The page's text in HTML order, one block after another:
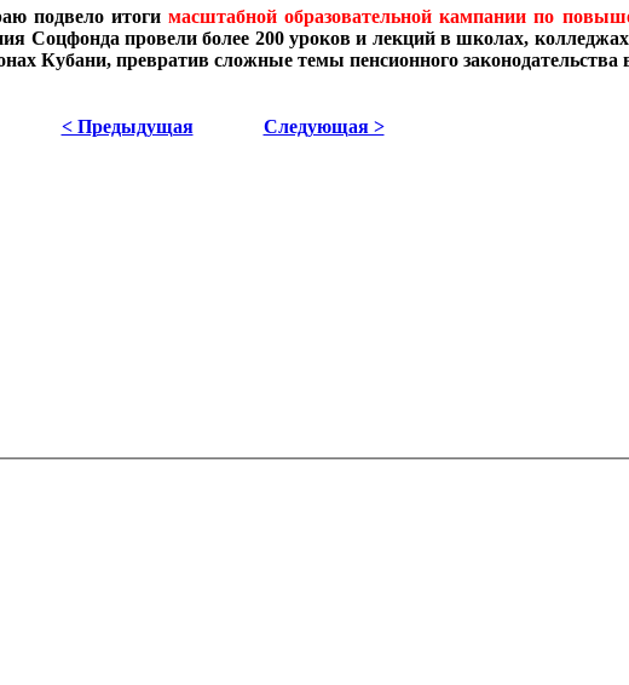
подвело итогимасштабной образовательной кампании по
Соцфонда провели более 200 уроков и лекций в школах,
Кубани, превратив сложные темы пенсионного
< Предыдущая Следующая >